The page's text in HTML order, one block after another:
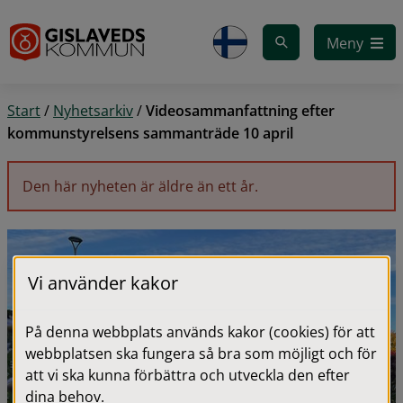
Meny
Start/ Nyhetsarkiv/Videosammanfattning efter
kommunstyrelsens sammanträde 10 april
Den här nyheten är äldre än ett år.
Vi använder kakor
På denna webbplats används kakor (cookies) för att
webbplatsen ska fungera så bra som möjligt och för
att vi ska kunna förbättra och utveckla den efter
dina behov.